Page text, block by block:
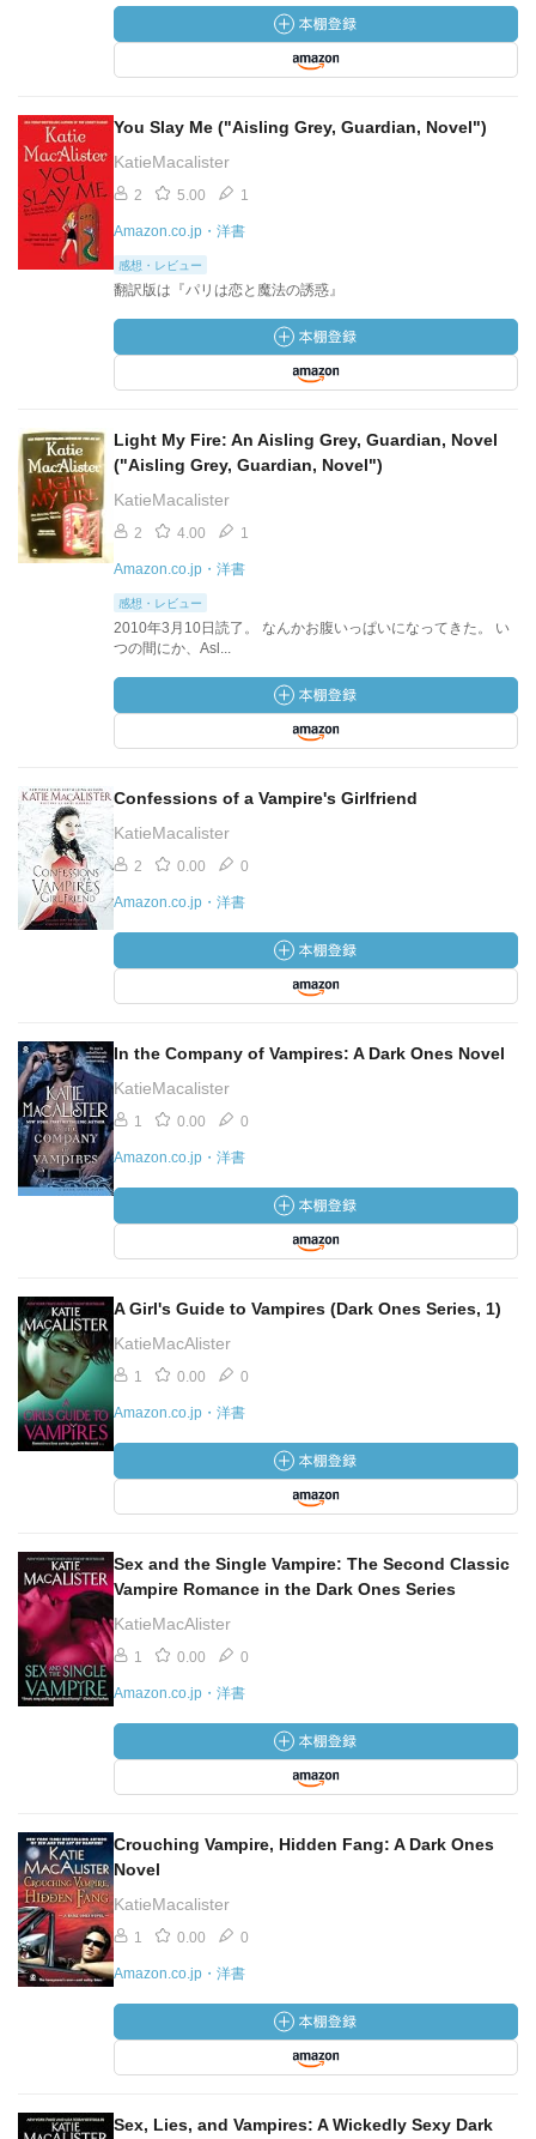
You Slay Me ("Aisling Grey, Guardian, Novel")
KatieMacalister
2 5.00 1
Amazon.co.jp・洋書
感想・レビュー
翻訳版は『パリは恋と魔法の誘惑』
Light My Fire: An Aisling Grey, Guardian, Novel
("Aisling Grey, Guardian, Novel")
KatieMacalister
2 4.00 1
Amazon.co.jp・洋書
感想・レビュー
2010年3月10日読了。 なんかお腹いっぱいになってきた。 い
つの間にか、Asl...
Confessions of a Vampire's Girlfriend
KatieMacalister
2 0.00 0
Amazon.co.jp・洋書
In the Company of Vampires: A Dark Ones Novel
KatieMacalister
1 0.00 0
Amazon.co.jp・洋書
A Girl's Guide to Vampires (Dark Ones Series, 1)
KatieMacAlister
1 0.00 0
Amazon.co.jp・洋書
Sex and the Single Vampire: The Second Classic
Vampire Romance in the Dark Ones Series
KatieMacAlister
1 0.00 0
Amazon.co.jp・洋書
Crouching Vampire, Hidden Fang: A Dark Ones
Novel
KatieMacalister
1 0.00 0
Amazon.co.jp・洋書
Sex, Lies, and Vampires: A Wickedly Sexy Dark